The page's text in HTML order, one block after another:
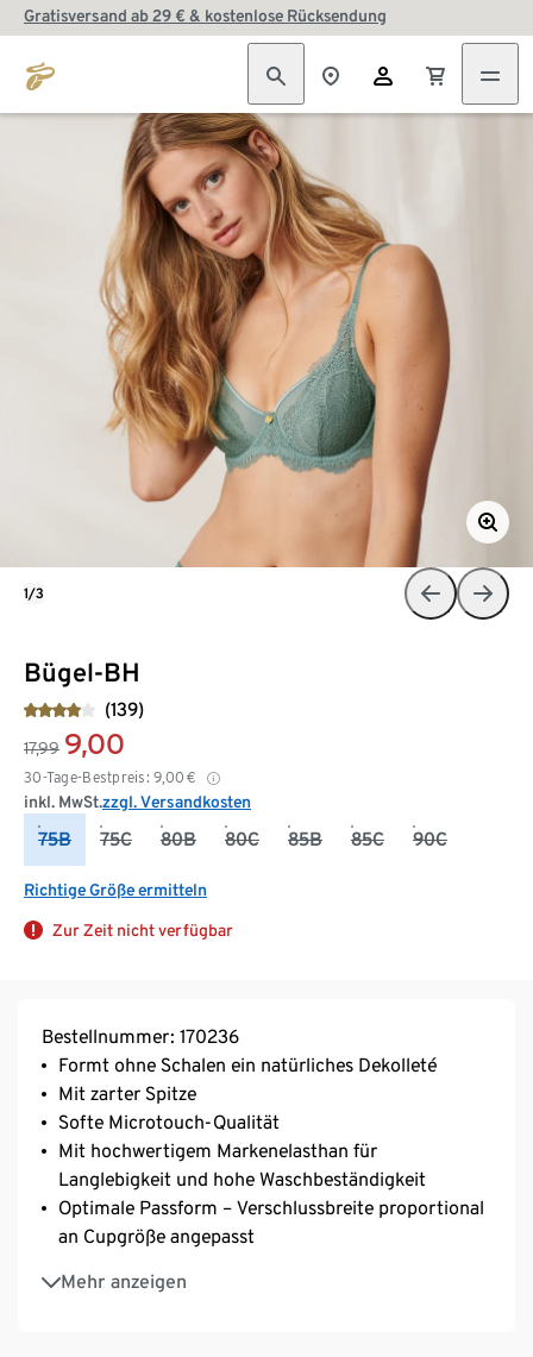
Gratisversand ab 29 € & kostenlose Rücksendung
Bügel-BH
(139)
17,99 9,00
30-Tage-Bestpreis: 9,00 €
inkl. MwSt.zzgl. Versandkosten
75B 75C 80B 80C 85B 85C 90C
Richtige Größe ermitteln
Zur Zeit nicht verfügbar
1/3
Bestellnummer: 170236
Formt ohne Schalen ein natürliches Dekolleté
Mit zarter Spitze
Softe Microtouch-Qualität
Mit hochwertigem Markenelasthan für
Langlebigkeit und hohe Waschbeständigkeit
Optimale Passform – Verschlussbreite proportional
an Cupgröße angepasst
Mehr anzeigen
Längenverstellbare Träger
3-fach verstellbarer SoftSeal®-Häkchenverschluss